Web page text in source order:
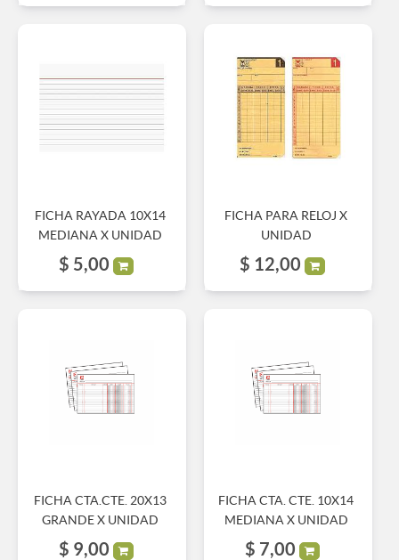
FICHA RAYADA 10X14
MEDIANA X UNIDAD
$ 5,00
FICHA PARA RELOJ X
UNIDAD
$ 12,00
FICHA CTA.CTE. 20X13
GRANDE X UNIDAD
$ 9,00
FICHA CTA. CTE. 10X14
MEDIANA X UNIDAD
$ 7,00